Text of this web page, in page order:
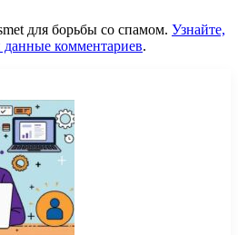
для борьбы со спамом. Узнайте,
комментариев.